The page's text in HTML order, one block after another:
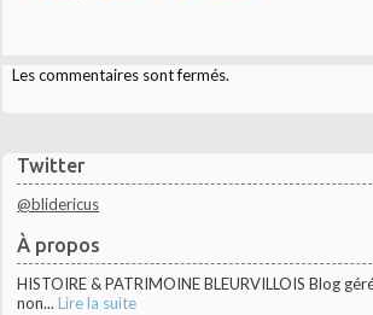
Twitter
@blidericus
À propos
HISTOIRE & PATRIMOINE BLEURVILLOIS Blog
non... Lire la suite
Les commentaires sont fermés.